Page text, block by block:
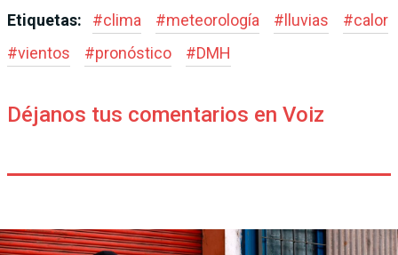
Etiquetas: #clima #meteorología # lluvias #calor
#vientos #pronóstico #DMH
Déjanos tus comentarios en Voiz